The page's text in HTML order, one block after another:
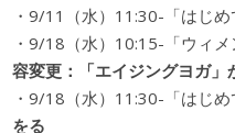
・9/11（水）11:30-「はじ
・9/18（水）10:15-「ウィ
容変更：「エイジングヨガ」
・9/18（水）11:30-「はじ
をる